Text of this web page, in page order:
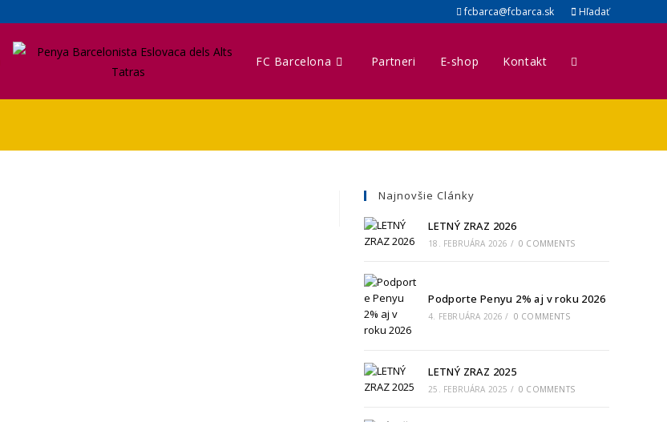
fcbarca@fcbarca.sk Hľadať
FC Barcelona Partneri E-shop Kontakt
Najnovšie Clánky
LETNÝ ZRAZ 2026
18. FEBRUÁRA 2026 / 0 COMMENTS
Podporte Penyu 2% aj v roku 2026
4. FEBRUÁRA 2026 / 0 COMMENTS
LETNÝ ZRAZ 2025
25. FEBRUÁRA 2025 / 0 COMMENTS